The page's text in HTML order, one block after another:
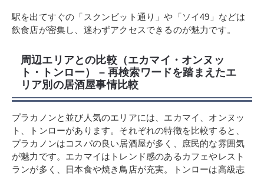
駅を出てすぐの「スクンビット通り」や「ソイ49」などは
飲食店が密集し、迷わずアクセスできるのが魅力です。
周辺エリアとの比較（エカマイ・オンヌッ
ト・トンロー） – 再検索ワードを踏まえたエ
リア別の居酒屋事情比較
プラカノンと並び人気のエリアには、エカマイ、オンヌッ
ト、トンローがあります。それぞれの特徴を比較すると、
プラカノンはコスパの良い居酒屋が多く、庶民的な雰囲気
が魅力です。エカマイはトレンド感のあるカフェやレスト
ランが多く、日本食や焼き鳥店が充実。トンローは高級志